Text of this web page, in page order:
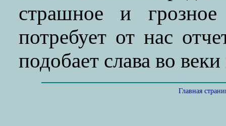
страшное и
потребует от нас
подобает слава во
Главная